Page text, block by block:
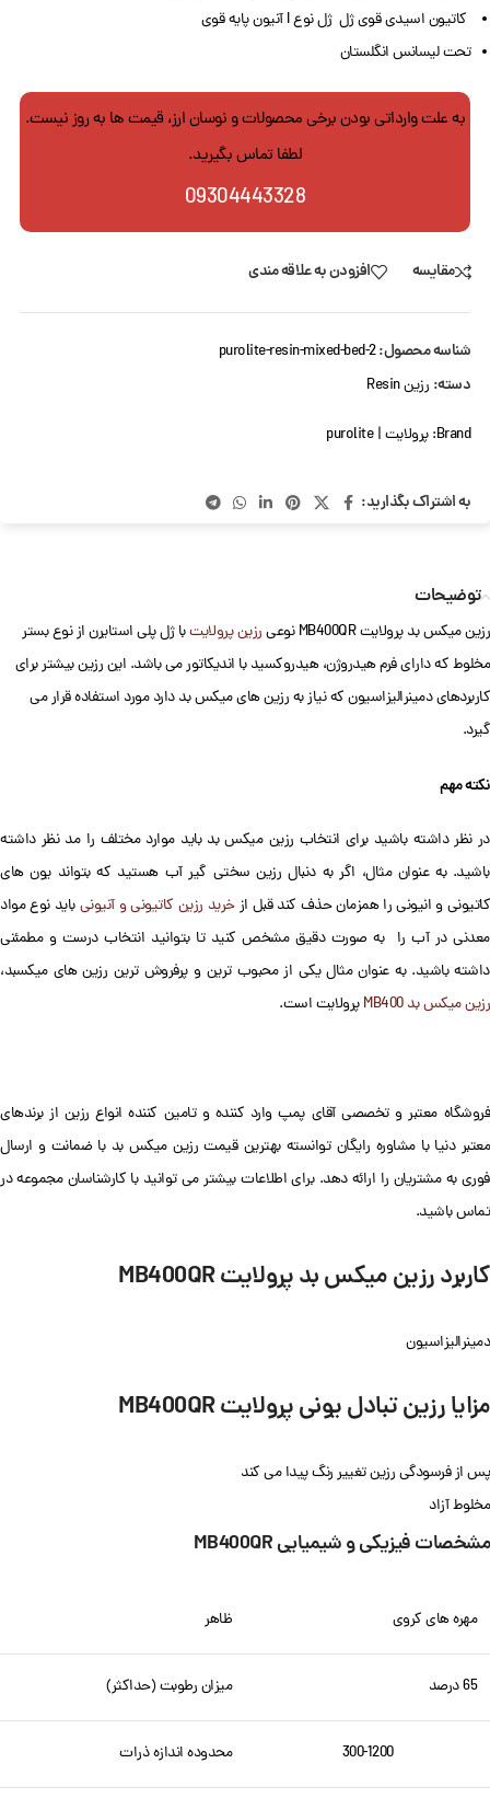
کاتیون اسیدی قوی ژل ژل نوع I آنیون پایه قوی
تحت لیسانس انگلستان
به علت وارداتی بودن برخی محصولات و نوسان ارز، قیمت ها به روز نیست.
لطفا تماس بگیرید.
09304443328
مقایسه افزودن به علاقه مندی
شناسه محصول:purolite-resin-mixed-bed-2
دسته: رزین Resin
Brand: پرولایت | purolite
به اشتراک بگذارید:
توضیحات
رزین میکس بد پرولایت MB400QR نوعی رزین پرولایتبا ژل پلی استایرن از نوع بستر
مخلوط که دارای فرم هیدروژن، هیدروکسید با اندیکاتور می باشد. این رزین بیشتر برای
کاربردهای دمینرالیزاسیون که نیاز به رزین های میکس بد دارد مورد استفاده قرار می
گیرد.
نکته مهم
در نظر داشته باشید برای انتخاب رزین میکس بد باید موارد مختلف را مد نظر داشته
باشید. به عنوان مثال، اگر به دنبال رزین سختی گیر آب هستید که بتواند یون های
کاتیونی و انیونی را همزمان حذف کند قبل ازخرید رزین کاتیونی و آنیونیباید نوع مواد
معدنی در آب را به صورت دقیق مشخص کنید تا بتوانید انتخاب درست و مطمئنی
داشته باشید. به عنوان مثال یکی از محبوب ترین و پرفروش ترین رزین های میکسبد،
رزین میکس بد MB400
پرولایت است.
فروشگاه معتبر و تخصصی آقای پمپ وارد کننده و تامین کننده انواع رزین از برندهای
معتبر دنیا با مشاوره رایگان توانسته بهترین قیمت رزین میکس بد با ضمانت و ارسال
فوری به مشتریان را ارائه دهد. برای اطلاعات بیشتر می توانید با کارشناسان مجموعه در
تماس باشید.
کاربرد رزین میکس بد پرولایت MB400QR
دمینرالیزاسیون
مزایا رزین تبادل یونی پرولایت MB400QR
پس از فرسودگی رزین تغییر رنگ پیدا می کند
مخلوط آزاد
مشخصات فیزیکی و شیمیاییMB400QR
مهره های کروی ظاهر
65 درصد میزان رطوبت (حداکثر)
300-1200 محدوده اندازه ذرات